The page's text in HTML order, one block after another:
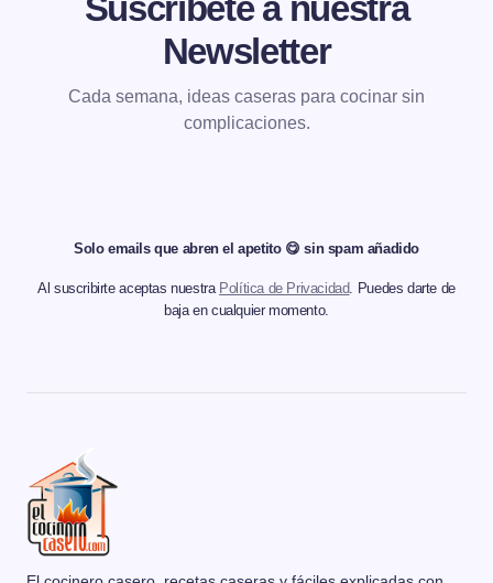
Suscríbete a nuestra
Newsletter
Cada semana, ideas caseras para cocinar sin
complicaciones.
Solo emails que abren el apetito 😋 sin spam añadido
Al suscribirte aceptas nuestra Política de Privacidad. Puedes darte de
baja en cualquier momento.